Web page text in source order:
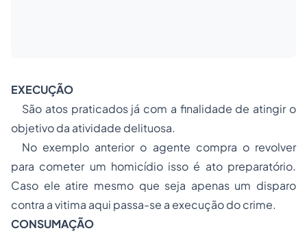
EXECUÇÃO
São atos praticados já com a finalidade de atingir o
objetivo da atividade delituosa.
No exemplo anterior o agente compra o revolver
para cometer um homicídio isso é ato preparatório.
Caso ele atire mesmo que seja apenas um disparo
contra a vitima aqui passa-se a execução do crime.
CONSUMAÇÃO